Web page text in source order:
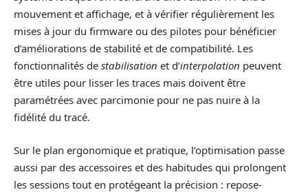
mouvement et affichage, et à vérifier régulièrement les
mises à jour du firmware ou des pilotes pour bénéficier
d’améliorations de stabilité et de compatibilité. Les
fonctionnalités de stabilisation et d’interpolation peuvent
être utiles pour lisser les traces mais doivent être
paramétrées avec parcimonie pour ne pas nuire à la
fidélité du tracé.
Sur le plan ergonomique et pratique, l’optimisation passe
aussi par des accessoires et des habitudes qui prolongent
les sessions tout en protégeant la précision : repose-